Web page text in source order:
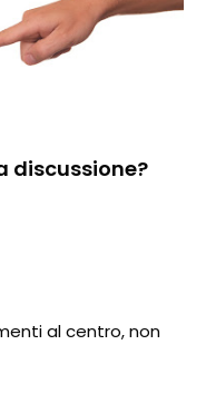
discussione?
al centro, non